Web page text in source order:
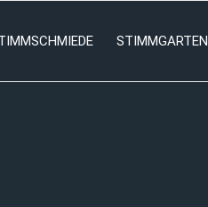
STIMMGARTEN